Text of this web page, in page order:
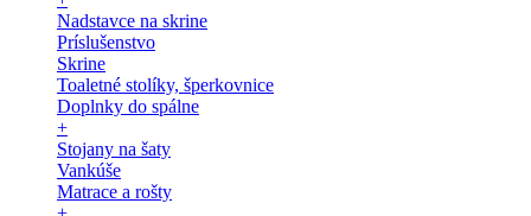
Nadstavce na skrine
Príslušenstvo
Skrine
Toaletné stolíky, šperkovnice
Doplnky do spálne
+
Stojany na šaty
Vankúše
Matrace a rošty